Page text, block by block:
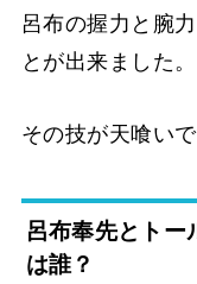
呂布の握力と腕
とが出来ました。
その技が天喰いで
呂布奉先とトー
は誰？